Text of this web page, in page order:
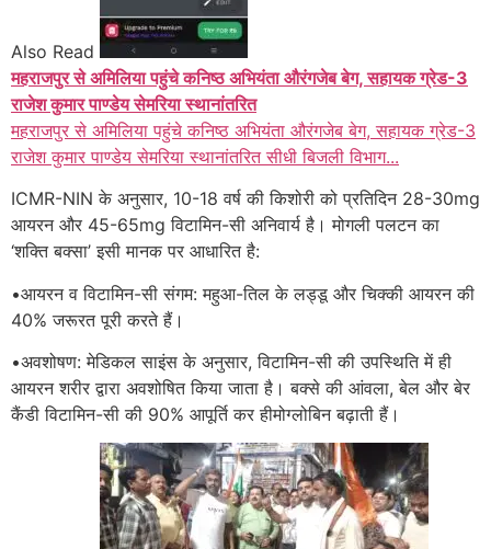
Also Read
महराजपुर से अमिलिया पहुंचे कनिष्ठ अभियंता औरंगजेब बेग, सहायक ग्रेड-3
राजेश कुमार पाण्डेय सेमरिया स्थानांतरित
महराजपुर से अमिलिया पहुंचे कनिष्ठ अभियंता औरंगजेब बेग, सहायक ग्रेड-3
राजेश कुमार पाण्डेय सेमरिया स्थानांतरित सीधी बिजली विभाग...
ICMR-NIN के अनुसार, 10-18 वर्ष की किशोरी को प्रतिदिन 28-30mg
आयरन और 45-65mg विटामिन-सी अनिवार्य है। मोगली पलटन का
‘शक्ति बक्सा’ इसी मानक पर आधारित है:
•आयरन व विटामिन-सी संगम: महुआ-तिल के लड्डू और चिक्की आयरन की
40% जरूरत पूरी करते हैं।
•अवशोषण: मेडिकल साइंस के अनुसार, विटामिन-सी की उपस्थिति में ही
आयरन शरीर द्वारा अवशोषित किया जाता है। बक्से की आंवला, बेल और बेर
कैंडी विटामिन-सी की 90% आपूर्ति कर हीमोग्लोबिन बढ़ाती हैं।